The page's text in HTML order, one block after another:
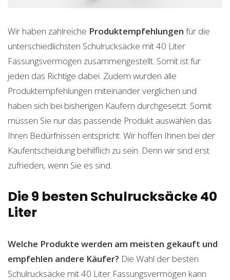
Wir haben zahlreiche Produktempfehlungen für die
unterschiedlichsten Schulrucksäcke mit 40 Liter
Fassungsvermögen zusammengestellt. Somit ist für
jeden das Richtige dabei. Zudem wurden alle
Produktempfehlungen miteinander verglichen und
haben sich bei bisherigen Käufern durchgesetzt. Somit
müssen Sie nur das passende Produkt auswählen das
Ihren Bedürfnissen entspricht. Wir hoffen Ihnen bei der
Kaufentscheidung behilflich zu sein. Denn wir sind erst
zufrieden, wenn Sie es sind.
Die 9 besten Schulrucksäcke 40
Liter
Welche Produkte werden am meisten gekauft und
empfehlen andere Käufer? Die Wahl der besten
Schulrucksäcke mit 40 Liter Fassungsvermögen kann